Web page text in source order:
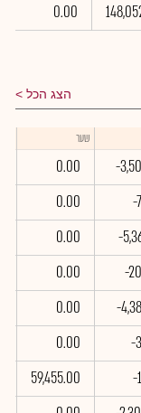
0.00
הצג הכל
שער
-
0.00
-
0.00
-
0.00
-
0.00
-
0.00
-
0.00
-
59,455.00